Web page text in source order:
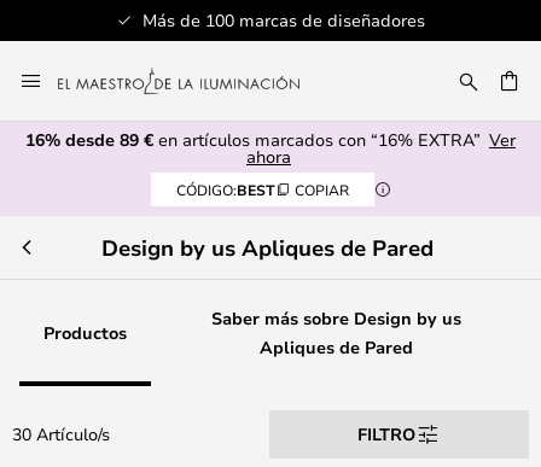
Servicio al cliente profesional
al
contenido
16% desde 89 € en artículos marcados con “16% EXTRA” Ver
ahora
CÓDIGO:BEST COPIAR
Design by us Apliques de Pared
Productos
Saber más sobre Design by us
Apliques de Pared
30 Artículo/s FILTRO